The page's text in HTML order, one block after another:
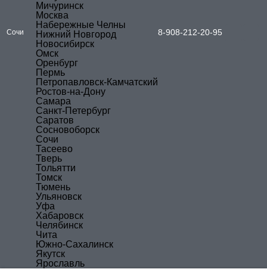
Сочи
Мичуринск
Москва
Набережные Челны
Нижний Новгород
Новосибирск
Омск
Оренбург
Пермь
Петропавловск-Камчатский
Ростов-на-Дону
Самара
Санкт-Петербург
Саратов
Сосновоборск
Сочи
Тасеево
Тверь
Тольятти
Томск
Тюмень
Ульяновск
Уфа
Хабаровск
Челябинск
Чита
Южно-Сахалинск
Якутск
Ярославль
8-908-212-20-95